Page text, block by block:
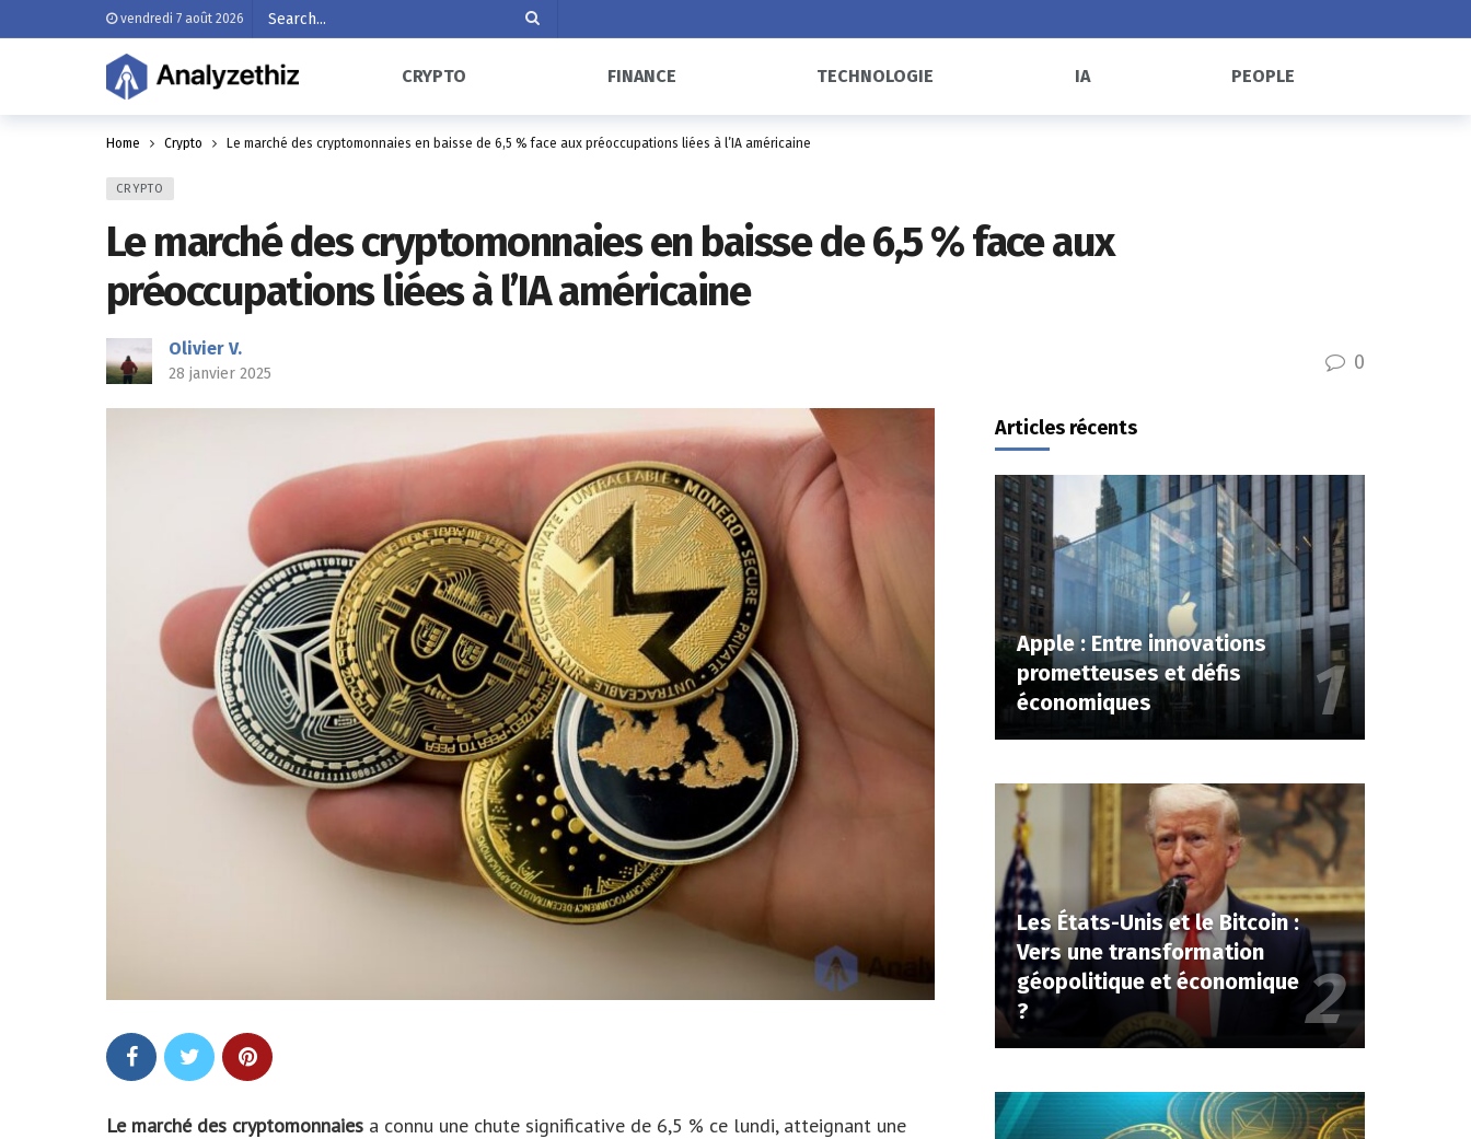
vendredi 7 août 2026
CRYPTO FINANCE TECHNOLOGIE IA PEOPLE
Home Crypto Le marché des cryptomonnaies en baisse de 6,5 % face aux préoccupations liées à l’IA américaine
CRYPTO
Le marché des cryptomonnaies en baisse de 6,5 % face aux
préoccupations liées à l’IA américaine
Olivier V.
28 janvier 2025 0
Le marché des cryptomonnaies a connu une chute significative de 6,5 % ce lundi, atteignant une
Articles récents
Apple : Entre innovations
prometteuses et défis
économiques
Les États-Unis et le Bitcoin :
Vers une transformation
géopolitique et économique
?